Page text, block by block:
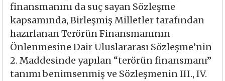
finansmanını da suç sayan Sözleşme
kapsamında, Birleşmiş Milletler tarafından
hazırlanan Terörün Finansmanının
Önlenmesine Dair Uluslararası Sözleşme’nin
2. Maddesinde yapılan “terörün finansmanı”
tanımı benimsenmiş ve Sözleşmenin III., IV.